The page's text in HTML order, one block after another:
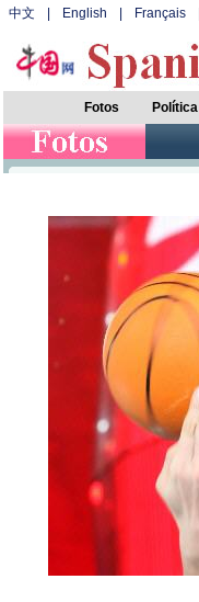
中文 English Français
Fotos Política